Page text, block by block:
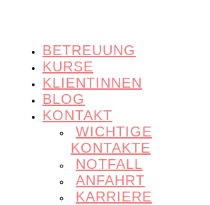
BETREUUNG
KURSE
KLIENTINNEN
BLOG
KONTAKT
WICHTIGE
KONTAKTE
NOTFALL
ANFAHRT
KARRIERE